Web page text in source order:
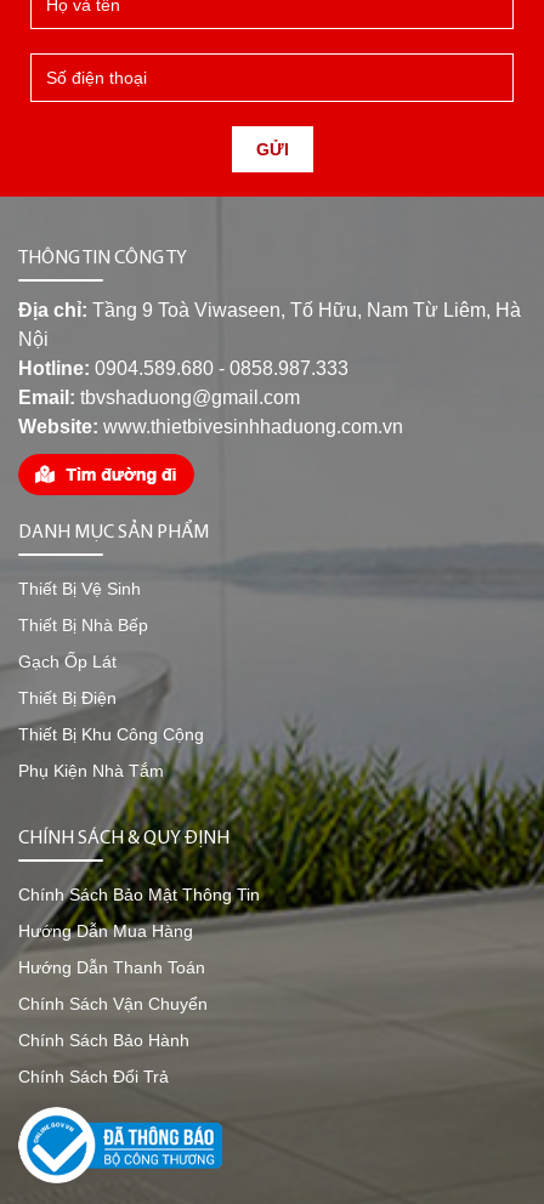
GỬI
THÔNG TIN CÔNG TY
Địa chỉ: Tầng 9 Toà Viwaseen, Tố Hữu, Nam Từ Liêm, Hà
Nội
Hotline: 0904.589.680 - 0858.987.333
Email: tbvshaduong@gmail.com
Website: www.thietbivesinhhaduong.com.vn
DANH MỤC SẢN PHẨM
Thiết Bị Vệ Sinh
Thiết Bị Nhà Bếp
Gạch Ốp Lát
Thiết Bị Điện
Thiết Bị Khu Công Cộng
Phụ Kiện Nhà Tắm
CHÍNH SÁCH & QUY ĐỊNH
Chính Sách Bảo Mật Thông Tin
Hướng Dẫn Mua Hàng
Hướng Dẫn Thanh Toán
Chính Sách Vận Chuyển
Chính Sách Bảo Hành
Chính Sách Đổi Trả